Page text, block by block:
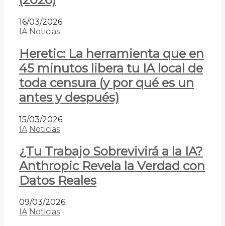
16/03/2026
IA Noticias
Heretic: La herramienta que en
45 minutos libera tu IA local de
toda censura (y por qué es un
antes y después)
15/03/2026
IA Noticias
¿Tu Trabajo Sobrevivirá a la IA?
Anthropic Revela la Verdad con
Datos Reales
09/03/2026
IA Noticias